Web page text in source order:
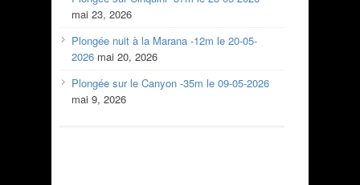
mai 23, 2026
Plongée nuit à la Marana -12m le 20-05-
2026 mai 20, 2026
Plongée sur le Canyon -35m le 09-05-2026
mai 9, 2026